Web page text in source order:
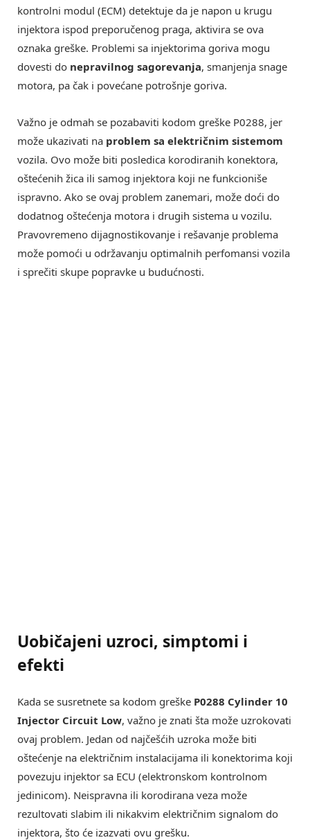
kontrolni modul (ECM) detektuje da je napon u krugu
injektora ispod preporučenog praga, aktivira se ova
oznaka greške. Problemi sa injektorima goriva mogu
dovesti do nepravilnog sagorevanja, smanjenja snage
motora, pa čak i povećane potrošnje goriva.
Važno je odmah se pozabaviti kodom greške P0288, jer
može ukazivati na problem sa električnim sistemom
vozila. Ovo može biti posledica korodiranih konektora,
oštećenih žica ili samog injektora koji ne funkcioniše
ispravno. Ako se ovaj problem zanemari, može doći do
dodatnog oštećenja motora i drugih sistema u vozilu.
Pravovremeno dijagnostikovanje i rešavanje problema
može pomoći u održavanju optimalnih perfomansi vozila
i sprečiti skupe popravke u budućnosti.
Uobičajeni uzroci, simptomi i
efekti
Kada se susretnete sa kodom greške P0288 Cylinder 10
Injector Circuit Low, važno je znati šta može uzrokovati
ovaj problem. Jedan od najčešćih uzroka može biti
oštećenje na električnim instalacijama ili konektorima koji
povezuju injektor sa ECU (elektronskom kontrolnom
jedinicom). Neispravna ili korodirana veza može
rezultovati slabim ili nikakvim električnim signalom do
injektora, što će izazvati ovu grešku.